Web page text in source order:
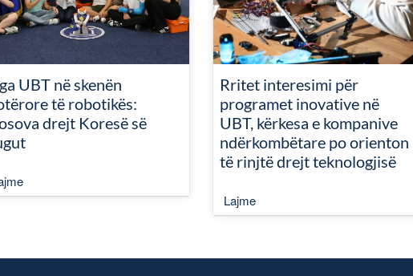
UBT në skenën
të robotikës:
drejt Koresë së
Rritet interesimi për
programet inovative në
UBT, kërkesa e kompanive
ndërkombëtare po orienton
të rinjtë drejt teknologjisë
Lajme